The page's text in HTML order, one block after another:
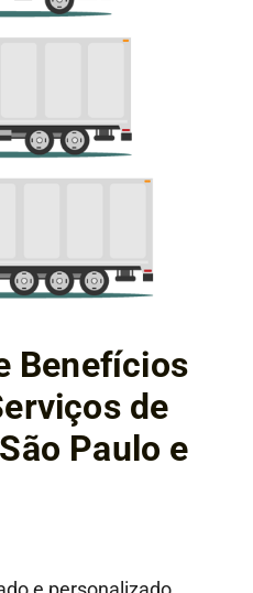
Benefícios
de
Paulo e